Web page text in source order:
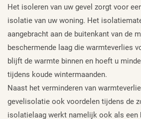
Het isoleren van uw gevel zorgt voor
isolatie van uw woning. Het
aangebracht aan de buitenkant van de
beschermende laag die warmteverlies
blijft de warmte binnen en hoeft u
tijdens koude wintermaanden.
Naast het verminderen van
gevelisolatie ook voordelen tijdens de
isolatielaag werkt namelijk ook als een